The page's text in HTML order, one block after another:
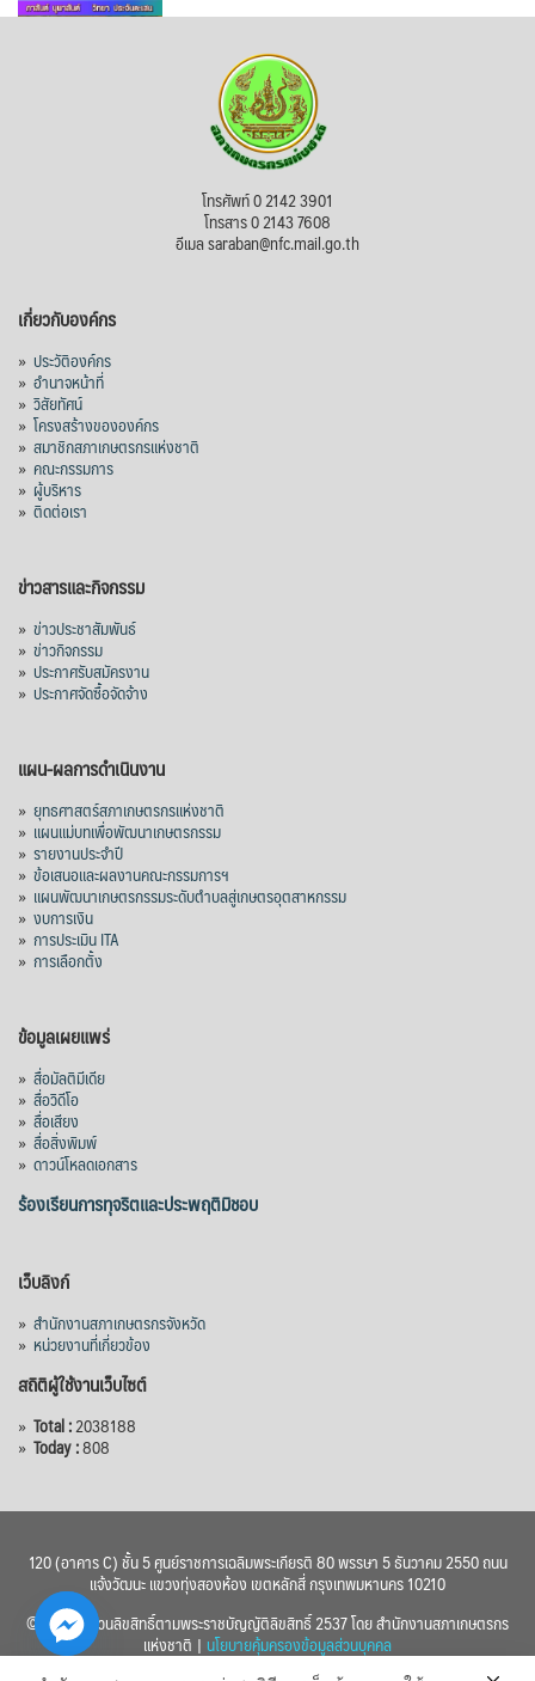
โทรศัพท์ 0 2142 3901
โทรสาร 0 2143 7608
อีเมล saraban@nfc.mail.go.th
เกี่ยวกับองค์กร
» ประวัติองค์กร
» อำนาจหน้าที่
» วิสัยทัศน์
» โครงสร้างขององค์กร
» สมาชิกสภาเกษตรกรแห่งชาติ
» คณะกรรมการ
» ผู้บริหาร
» ติดต่อเรา
ข่าวสารและกิจกรรม
» ข่าวประชาสัมพันธ์
» ข่าวกิจกรรม
» ประกาศรับสมัครงาน
» ประกาศจัดซื้อจัดจ้าง
แผน-ผลการดำเนินงาน
» ยุทธศาสตร์สภาเกษตรกรแห่งชาติ
» แผนแม่บทเพื่อพัฒนาเกษตรกรรม
» รายงานประจำปี
» ข้อเสนอและผลงานคณะกรรมการฯ
» แผนพัฒนาเกษตรกรรมระดับตำบลสู่เกษตรอุตสาหกรรม
» งบการเงิน
» การประเมิน ITA
» การเลือกตั้ง
ข้อมูลเผยแพร่
» สื่อมัลติมีเดีย
» สื่อวิดีโอ
» สื่อเสียง
» สื่อสิ่งพิมพ์
» ดาวน์โหลดเอกสาร
ร้องเรียนการทุจริตและประพฤติมิชอบ
เว็บลิงก์
» สำนักงานสภาเกษตรกรจังหวัด
» หน่วยงานที่เกี่ยวข้อง
สถิติผู้ใช้งานเว็บไซต์
» Total :2038188
» Today :808
120 (อาคาร C) ชั้น 5 ศูนย์ราชการเฉลิมพระเกียรติ 80 พรรษา 5 ธันวาคม 2550 ถนน
แจ้งวัฒนะ แขวงทุ่งสองห้อง เขตหลักสี่ กรุงเทพมหานคร 10210
© 2560 สงวนลิขสิทธิ์ตามพระราชบัญญัติลิขสิทธิ์ 2537 โดย สำนักงานสภาเกษตรกร
แห่งชาติ | นโยบายคุ้มครองข้อมูลส่วนบุคคล